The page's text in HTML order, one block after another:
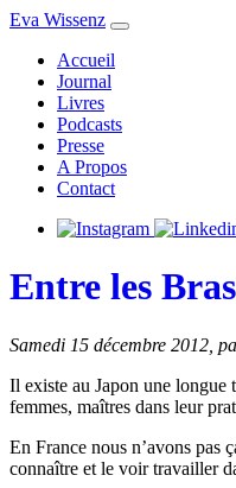
Eva Wissenz
Accueil
Journal
Livres
Podcasts
Presse
A Propos
Contact
Entre les Bras
Samedi 15 décembre 2012
Il existe au Japon une longue
femmes, maîtres dans leur
En France nous n’avons pas
connaître et le voir travailler